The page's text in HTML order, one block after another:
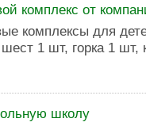
комплекс от
комплексы для
1 шт, горка 1 шт,
школу